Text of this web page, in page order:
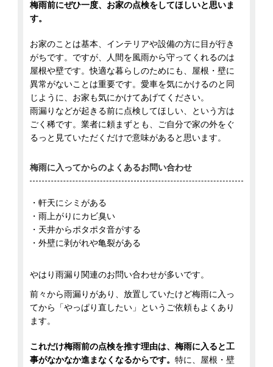
梅雨前にぜひ一度、お家の点検をしてほしいと思いま
す。
お家のことは基本、インテリアや設備の方に目が行き
がちです。ですが、人間を風雨から守ってくれるのは
屋根や壁です。快適な暮らしのためにも、屋根・壁に
異常がないことは重要です。愛車を気にかけるのと同
じように、お家も気にかけてあげてください。
雨漏りなどが起きる前に点検してほしい、という方は
ごく稀です。業者に頼まずとも、ご自分で家の外をぐ
るっと見ていただくだけで意味があると思います。
梅雨に入ってからのよくあるお問い合わせ
・軒天にシミがある
・雨上がりにカビ臭い
・天井からポタポタ音がする
・外壁に剥がれや亀裂がある
やはり雨漏り関連のお問い合わせが多いです。
前々から雨漏りがあり、放置していたけど梅雨に入っ
てから「やっぱり直したい」というご依頼もよくあり
ます。
これだけ梅雨前の点検を推す理由は、梅雨に入ると工
事がなかなか進まなくなるからです。特に、屋根・壁